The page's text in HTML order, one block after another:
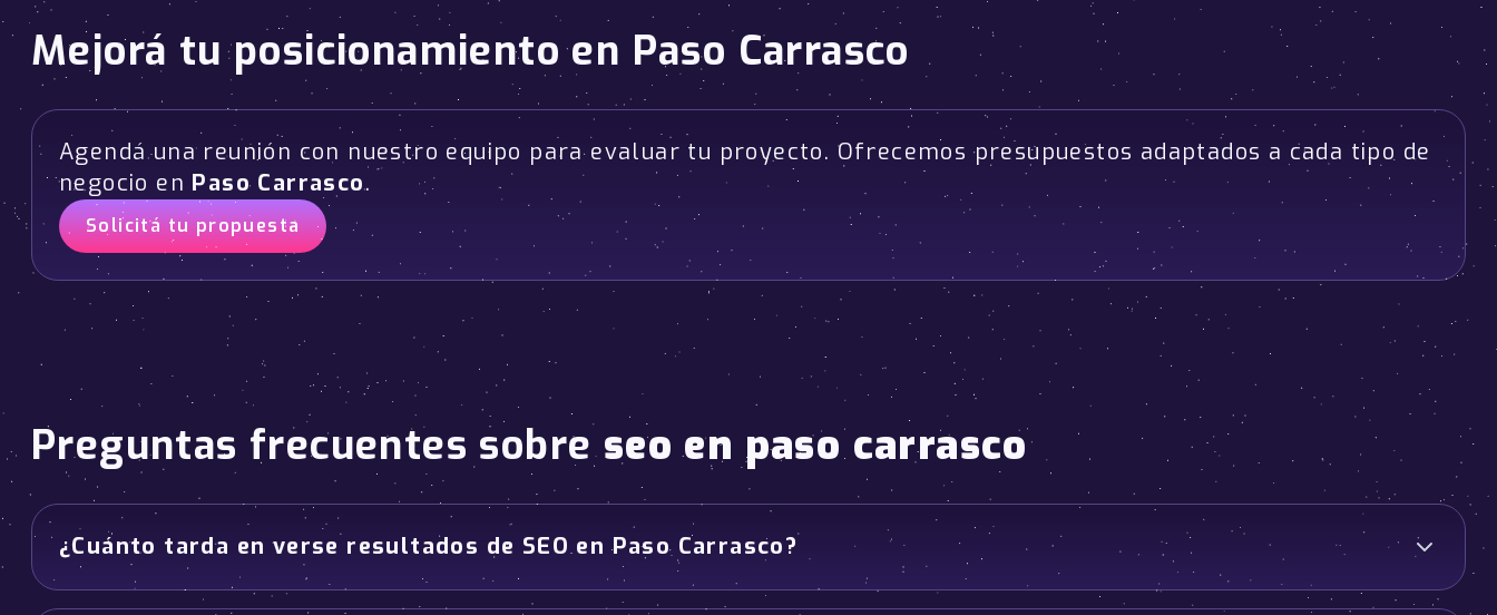
Mejorá tu posicionamiento en Paso Carrasco
Agendá una reunión con nuestro equipo para evaluar tu proyecto. Ofrecemos presupuestos adaptados a cada tipo de
negocio en Paso Carrasco.
Solicitá tu propuesta
Preguntas frecuentes sobreseo en paso carrasco
¿Cuánto tarda en verse resultados de SEO en Paso Carrasco?